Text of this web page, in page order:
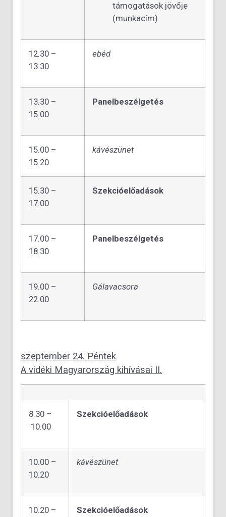
támogatások jövője
(munkacím)
12.30 –
13.30
ebéd
13.30 –
15.00
Panelbeszélgetés
15.00 –
15.20
kávészünet
15.30 –
17.00
Szekcióelőadások
17.00 –
18.30
Panelbeszélgetés
19.00 –
22.00
Gálavacsora
szeptember 24. Péntek
A vidéki Magyarország kihívásai II.
8.30 –
10.00
Szekcióelőadások
10.00 –
10.20
kávészünet
10.20 –
Szekcióelőadások